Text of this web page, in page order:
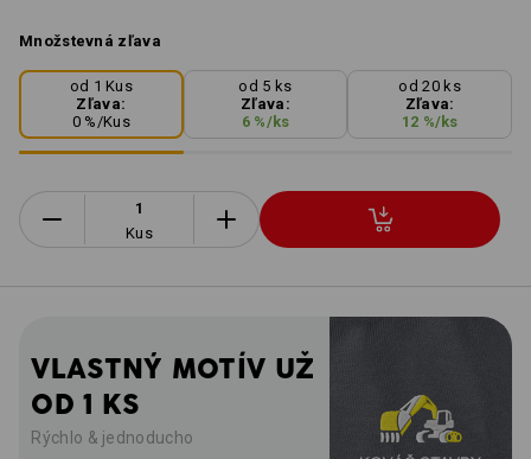
Množstevná zľava
od 1 Kus
Zľava:
0 %/Kus
od 5 ks
Zľava:
6%/ks
od 20 ks
Zľava:
12 %/ ks
Kus
Rýchlo & jednoducho
VLASTNÝ MOTÍV UŽ
OD 1 KS